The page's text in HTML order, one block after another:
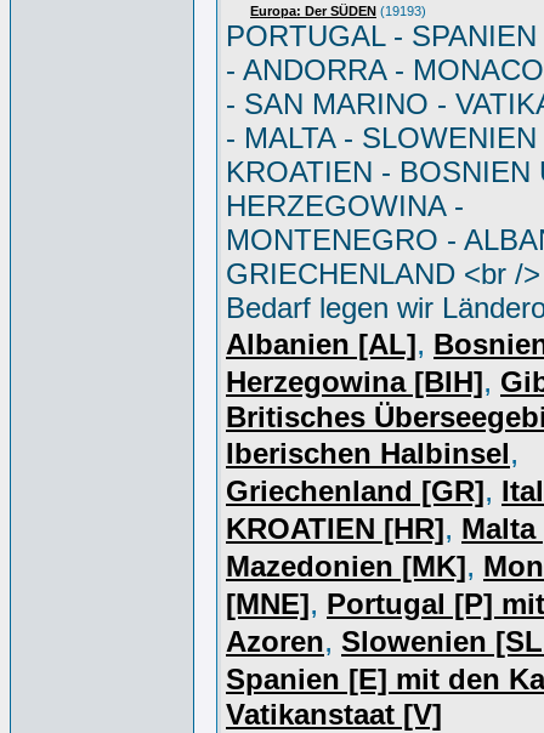
Europa: Der SÜDEN (19193)
PORTUGAL -
- ANDORRA -
- SAN MARINO -
- MALTA - SLOWENIEN
KROATIEN - BOSNIEN
HERZEGOWINA -
MONTENEGRO -
GRIECHENLAND <br /
Bedarf legen wir
Albanien [AL],
Herzegowina [BIH],
Britisches
Iberischen Halbinsel,
Griechenland [GR],
KROATIEN [HR], Malta
Mazedonien [MK],
[MNE], Portugal [P]
Azoren, Slowenien
Spanien [E] mit den
Vatikanstaat [V]